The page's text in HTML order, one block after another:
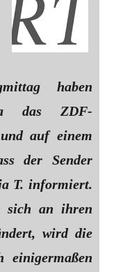
haben
das ZDF-
auf einem
der Sender
T. informiert.
sich an ihren
wird die
einigermaßen